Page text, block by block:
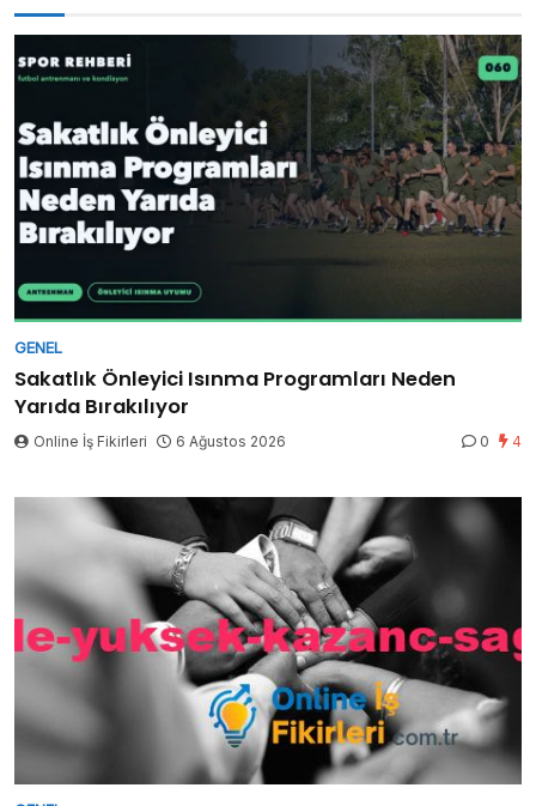
GENEL
Sakatlık Önleyici Isınma Programları Neden
Yarıda Bırakılıyor
Online İş Fikirleri 6 Ağustos 2026 0 4